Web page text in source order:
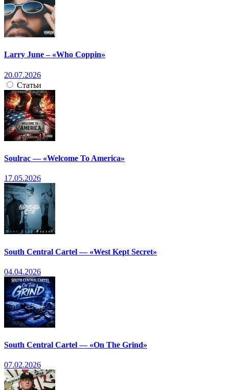
Larry June – «Who Coppin»
20.07.2026
Статьи
Soulrac — «Welcome To America»
17.05.2026
South Central Cartel — «West Kept Secret»
04.04.2026
South Central Cartel — «On The Grind»
07.02.2026